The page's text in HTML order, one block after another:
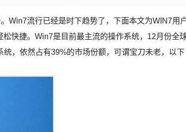
Win7流行已经是时下趋势了，下面本文为WIN7用
快捷。Win7是目前最主流的操作系统，12月份全
，依然占有39%的市场份额，可谓宝刀未老，以下